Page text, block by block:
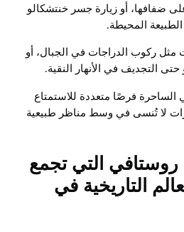
ضفافها، أو زيارة جسر خنتشكالو
الطبيعة المحيطة.
مثل ركوب الدراجات في الجبال، أو
حتى التجديف في الأنهار النقية.
الساحرة فرصًا متعددة للاستمتاع
لا تُنسى في وسط مناظر طبيعية
التي تجمع
التاريخية في